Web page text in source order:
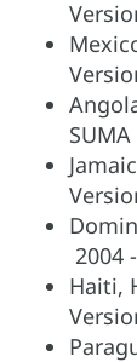
2004
Haiti,